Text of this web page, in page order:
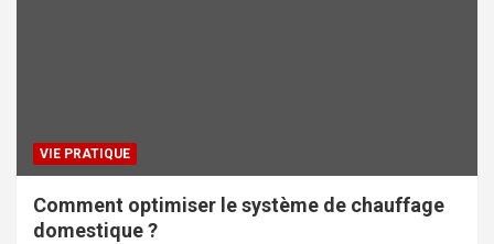
VIE PRATIQUE
Comment optimiser le système de chauffage
domestique ?